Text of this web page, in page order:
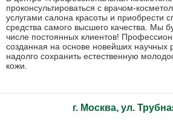
проконсультироваться с врачом-
услугами салона красоты и приобрести
средства самого высшего качества. Мы
числе постоянных клиентов!
созданная на основе новейших научных
надолго сохранить естественную
кожи.
г. Москва, ул.